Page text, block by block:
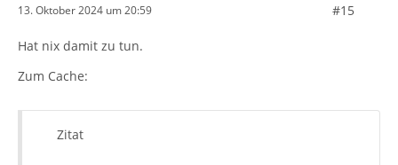
13. Oktober 2024 um 20:59 #15
Hat nix damit zu tun.
Zum Cache:
Zitat